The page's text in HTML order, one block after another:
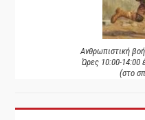
Ανθρωπιστική
Ώρες 10:00-14:00
(στο